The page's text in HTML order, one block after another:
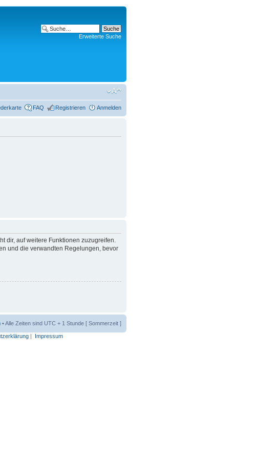
Erweiterte Suche
FAQ Registrieren Anmelden
dir, auf weitere Funktionen zuzugreifen.
und die verwandten Regelungen, bevor
• Alle Zeiten sind UTC + 1 Stunde [ Sommerzeit ]
| Impressum